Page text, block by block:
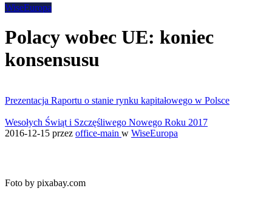
WiseEuropa
Polacy wobec UE: koniec
konsensusu
Prezentacja Raportu o stanie rynku kapitałowego w Polsce
Wesołych Świąt i Szczęśliwego Nowego Roku 2017
2016-12-15 przez office-main w WiseEuropa
Foto by pixabay.com